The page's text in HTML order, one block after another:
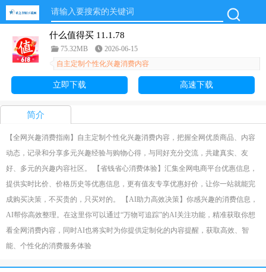
什么值得买 11.1.78
75.32MB
2026-06-15
自主定制个性化兴趣消费内容
立即下载 高速下载
简介
【全网兴趣消费指南】自主定制个性化兴趣消费内容，把握全网优质商品、内容
动态，记录和分享多元兴趣经验与购物心得，与同好充分交流，共建真实、友
好、多元的兴趣内容社区。 【省钱省心消费体验】汇集全网电商平台优惠信息，
提供实时比价、价格历史等优惠信息，更有值友专享优惠好价，让你一站就能完
成购买决策，不买贵的，只买对的。 【AI助力高效决策】你感兴趣的消费信息，
AI帮你高效整理。在这里你可以通过“万物可追踪”的AI关注功能，精准获取你想
看全网消费内容，同时AI也将实时为你提供定制化的内容提醒，获取高效、智
能、个性化的消费服务体验